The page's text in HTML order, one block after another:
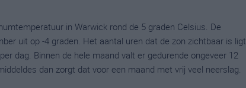
in Warwick rond de 5 graden Celsius. De
uit op -4 graden. Het aantal uren dat de zon zichtbaar is ligt
dag. Binnen de hele maand valt er gedurende ongeveer 12
dan zorgt dat voor een maand met vrij veel neerslag.